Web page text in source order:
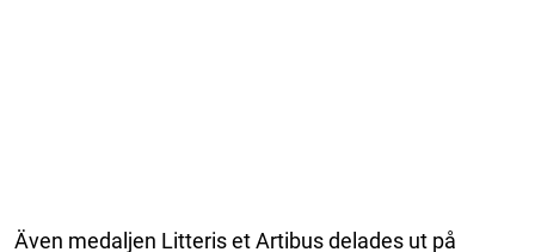
Även medaljen Litteris et Artibus delades ut på